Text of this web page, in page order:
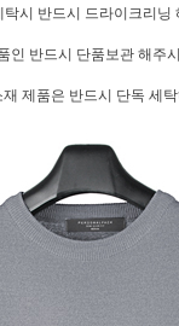
시 반드시 드라이크리닝
인 반드시 단품보관 해주
제품은 반드시 단독 세